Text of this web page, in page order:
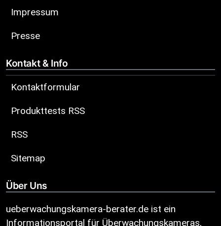
Impressum
Presse
Kontakt & Info
Kontaktformular
Produkttests RSS
RSS
Sitemap
Über Uns
ueberwachungskamera-berater.de ist ein
Informationsportal für Überwachungskameras,